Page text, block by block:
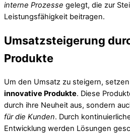
interne Prozesse gelegt, die zur
Leistungsfähigkeit beitragen.
Umsatzsteigerung
Produkte
Um den Umsatz zu steigern,
innovative Produkte. Diese
durch ihre Neuheit aus, sondern
für die Kunden. Durch
Entwicklung werden Lösungen